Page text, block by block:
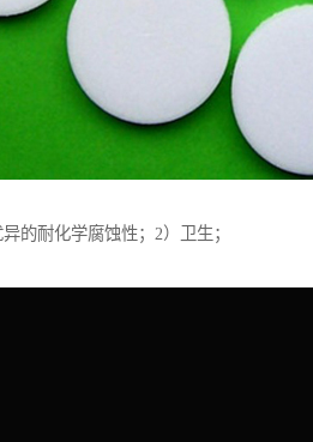
的耐化学腐蚀性；2）卫生；